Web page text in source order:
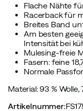
Flache Nähte
Racerback für
Breites Band
Am besten
Intensität bei
Mulesing-freie
Fasern: feine
Normale
Material: 93 % Wolle,
Artikelnummer: